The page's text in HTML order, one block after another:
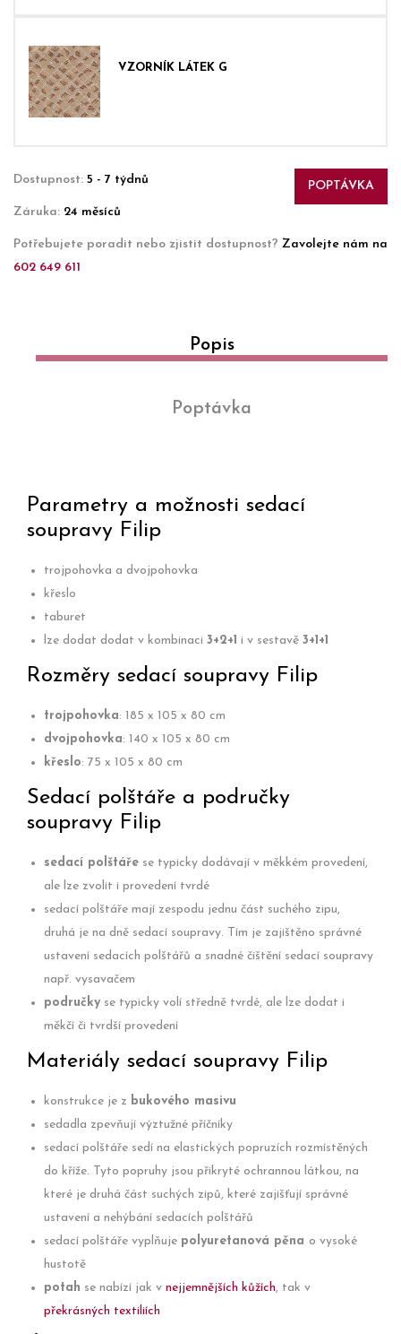
VZORNÍK LÁTEK G
POPTÁVKA
Dostupnost: 5 - 7 týdnů
Záruka: 24 měsíců
Potřebujete poradit nebo zjistit dostupnost? Zavolejte nám na
602 649 611
Popis
Poptávka
Parametry a možnosti sedací
soupravy Filip
trojpohovka a dvojpohovka
křeslo
taburet
lze dodat dodat v kombinaci 3+2+1 i v sestavě 3+1+1
Rozměry sedací soupravy Filip
trojpohovka: 185 x 105 x 80 cm
dvojpohovka: 140 x 105 x 80 cm
křeslo: 75 x 105 x 80 cm
Sedací polštáře a područky
soupravy Filip
sedací polštáře se typicky dodávají v měkkém provedení,
ale lze zvolit i provedení tvrdé
sedací polštáře mají zespodu jednu část suchého zipu,
druhá je na dně sedací soupravy. Tím je zajištěno správné
ustavení sedacích polštářů a snadné čištění sedací soupravy
např. vysavačem
područky se typicky volí středně tvrdé, ale lze dodat i
měkčí či tvrdší provedení
Materiály sedací soupravy Filip
konstrukce je z bukového masivu
sedadla zpevňují výztužné příčníky
sedací polštáře sedí na elastických popruzích rozmístěných
do kříže. Tyto popruhy jsou přikryté ochrannou látkou, na
které je druhá část suchých zipů, které zajišťují správné
ustavení a nehýbání sedacích polštářů
sedací polštáře vyplňuje polyuretanová pěna o vysoké
hustotě
potah se nabízí jak v nejjemnějších kůžích, tak v
překrásných textiliích